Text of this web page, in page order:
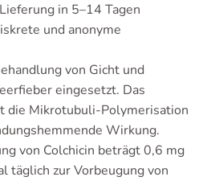
in 5–14 Tagen
und anonyme
von Gicht und
eingesetzt. Das
die Mikrotubuli-Polymerisation
Wirkung.
von Colchicin beträgt 0,6 mg
täglich zur Vorbeugung von